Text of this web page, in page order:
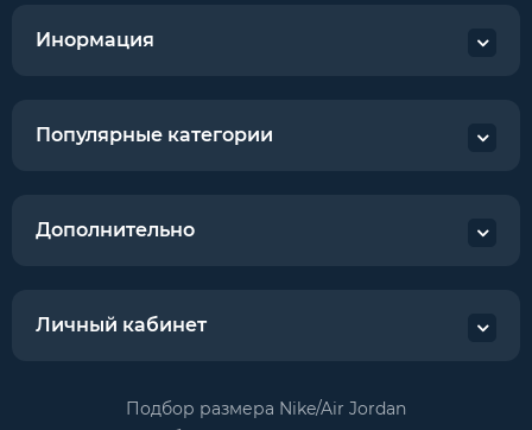
Инормация
Популярные категории
Дополнительно
Личный кабинет
Подбор размера Nike/Air Jordan